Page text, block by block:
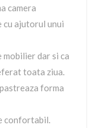
camera
cu ajutorul unui
dar si ca
toata ziua.
forma
confortabil.